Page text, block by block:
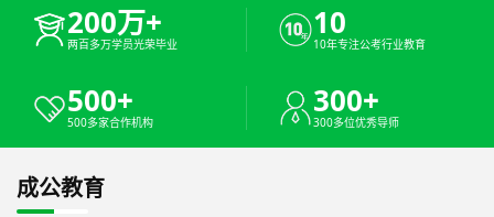
200万+
两百多万学员光荣毕业
10
10年专注公考行业教育
500+
500多家合作机构
300+
300多位优秀导师
成公教育